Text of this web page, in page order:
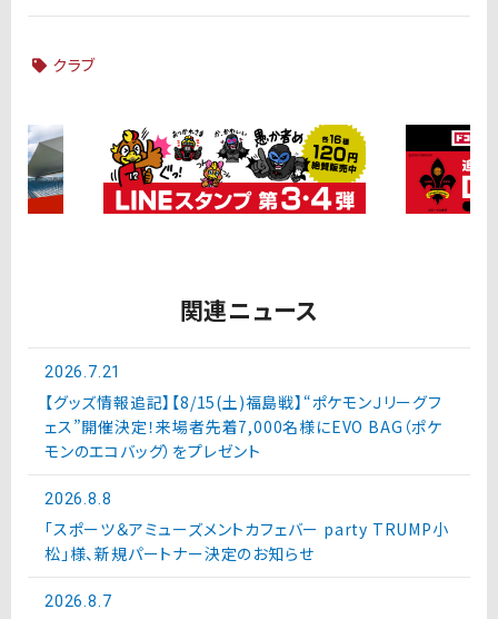
クラブ
関連ニュース
2026.7.21
【グッズ情報追記】【8/15(土)福島戦】“ポケモンＪリーグフ
ェス”開催決定！来場者先着7,000名様にEVO BAG（ポケ
モンのエコバッグ）をプレゼント
2026.8.8
「スポーツ＆アミューズメントカフェバー party TRUMP小
松」様、新規パートナー決定のお知らせ
2026.8.7